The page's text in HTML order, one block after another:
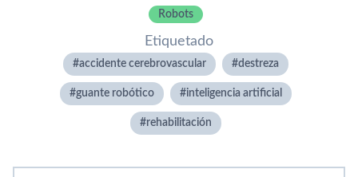
Robots
Etiquetado
accidente cerebrovascular destreza
guante robótico inteligencia artificial
rehabilitación